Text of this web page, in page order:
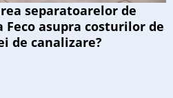
separatoarelor de
Feco asupra costurilor de
de canalizare?